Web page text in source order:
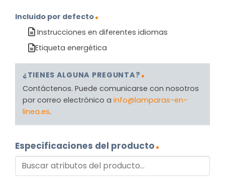
Incluido por defecto
Instrucciones en diferentes idiomas
Etiqueta energética
¿TIENES ALGUNA PREGUNTA?
Contáctenos. Puede comunicarse con nosotros
por correo electrónico a info@lamparas-en-
linea.es.
Especificaciones del producto